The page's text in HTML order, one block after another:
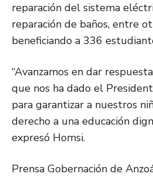
reparación del sistema
reparación de baños, entre
beneficiando a 336
“Avanzamos en dar
que nos ha dado el
para garantizar a nuestros
derecho a una educación
expresó Homsi.
Prensa Gobernación de